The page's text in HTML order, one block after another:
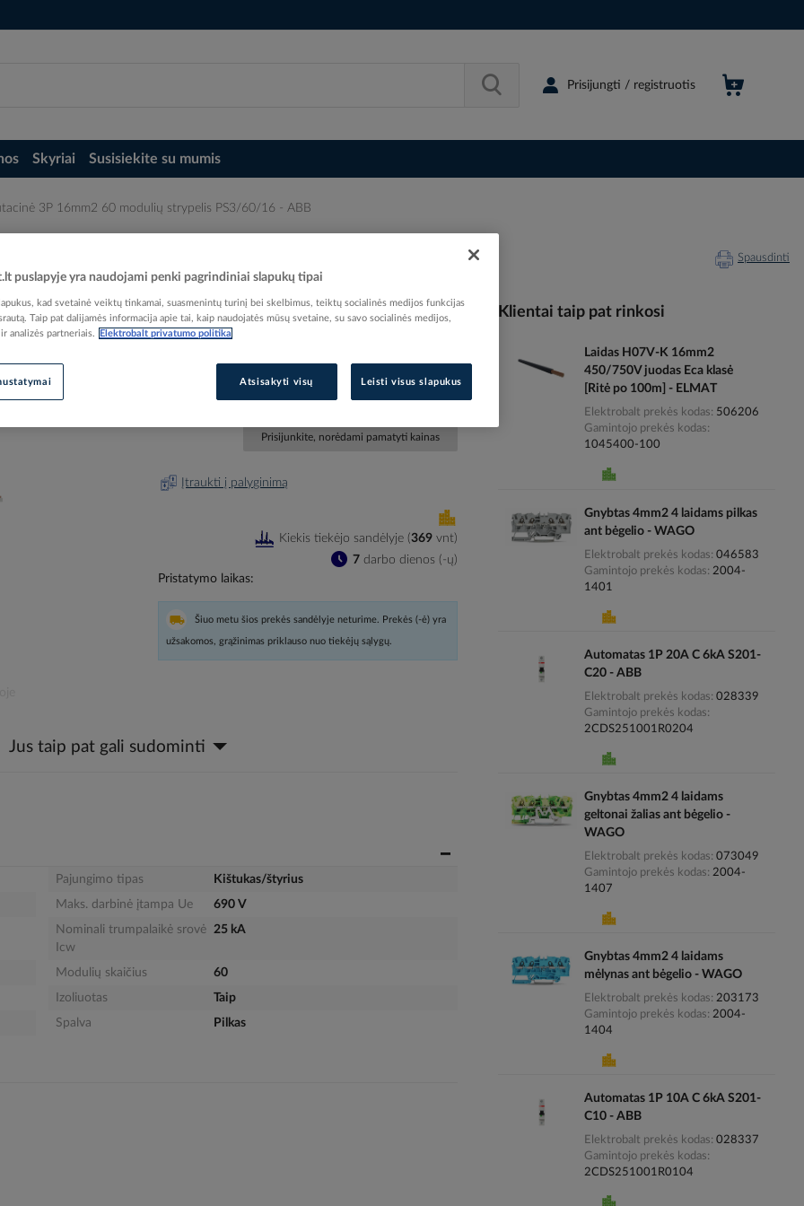
Prisijungti / registruotis
Skyriai Susisiekite su mumis
3P 16mm2 60 modulių strypelis PS3/60/16 - ABB
PS3/60/16 - ABB Spausdinti
4016779514705
Gamintojo prekės kodas
2CDL230001R1660
Prisijunkite, norėdami pamatyti kainas
Įtraukti į palyginimą
Pristatymo laikas
7darbo dienos (-ų)
Kiekis tiekėjo sandėlyje (369 vnt)
Šiuo metu šios prekės sandėlyje neturime. Prekės (-ė) yra
užsakomos, grąžinimas priklauso nuo tiekėjų sąlygų.
Jus taip pat gali sudominti
Pajungimo tipas
Kištukas/štyrius
Maks. darbinė įtampa Ue
690 V
Nominali trumpalaikė srovė
Icw
25 kA
Modulių skaičius
60
Izoliuotas
Taip
Spalva
Pilkas
Klientai taip pat rinkosi
Laidas H07V-K 16mm2
450/750V juodas Eca klasė
[Ritė po 100m] - ELMAT
Elektrobalt prekės kodas
506206
Gamintojo prekės kodas
1045400-100
Gnybtas 4mm2 4 laidams pilkas
ant bėgelio - WAGO
Elektrobalt prekės kodas 046583
Gamintojo prekės kodas
2004-
1401
Automatas 1P 20A C 6kA S201-
C20 - ABB
Elektrobalt prekės kodas 028339
Gamintojo prekės kodas
2CDS251001R0204
Gnybtas 4mm2 4 laidams
geltonai žalias ant bėgelio -
WAGO
Elektrobalt prekės kodas 073049
Gamintojo prekės kodas 2004-
1407
Gnybtas 4mm2 4 laidams
mėlynas ant bėgelio - WAGO
Elektrobalt prekės kodas 203173
Gamintojo prekės kodas 2004-
1404
Automatas 1P 10A C 6kA S201-
C10 - ABB
Elektrobalt prekės kodas 028337
Gamintojo prekės kodas
2CDS251001R0104
puslapyje yra naudojami penki pagrindiniai slapukų tipai
kad svetainė veiktų tinkamai, suasmenintų turinį bei skelbimus, teiktų socialinės medijos funkcijas
Taip pat dalijamės informacija apie tai, kaip naudojatės mūsų svetaine, su savo socialinės medijos,
analizės partneriais.
Elektrobalt privatumo politika
Atsisakyti visų Leisti visus slapukus